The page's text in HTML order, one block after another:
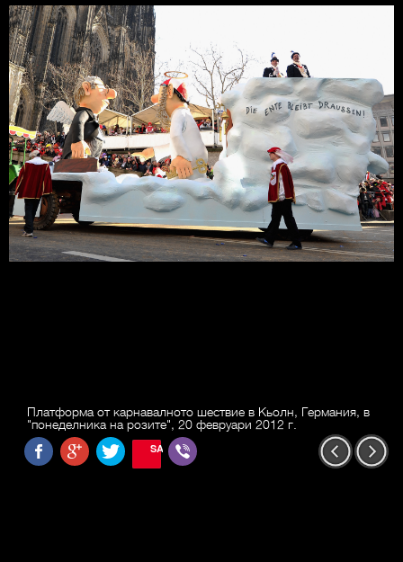
Платформа от карнавалното шествие в Кьолн, Германия, в
"понеделника на розите", 20 февруари 2012 г.
SAVE